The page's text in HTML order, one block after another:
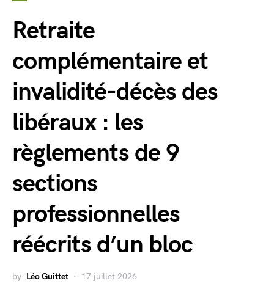
Retraite
complémentaire et
invalidité-décès des
libéraux : les
règlements de 9
sections
professionnelles
réécrits d’un bloc
by Léo Guittet 17 juillet 2026